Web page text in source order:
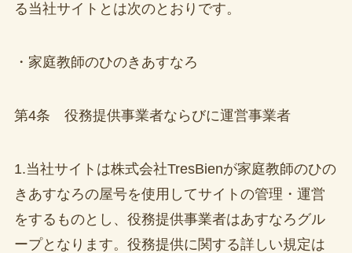
る当社サイトとは次のとおりです。
・家庭教師のひのきあすなろ
第4条 役務提供事業者ならびに運営事業者
1.当社サイトは株式会社TresBienが家庭教師のひの
きあすなろの屋号を使用してサイトの管理・運営
をするものとし、役務提供事業者はあすなろグル
ープとなります。役務提供に関する詳しい規定は